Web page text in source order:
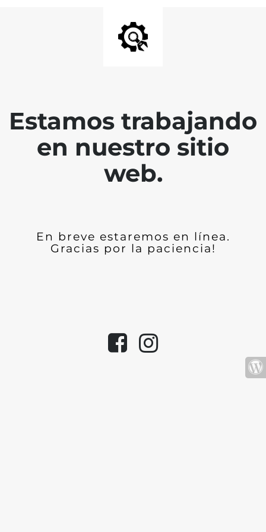
Estamos trabajando
en nuestro sitio
web.
En breve estaremos en línea.
Gracias por la paciencia!